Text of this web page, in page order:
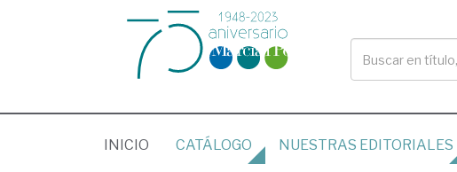
INICIO (CURRENT)
CATÁLOGO NUESTRAS EDITORIALES